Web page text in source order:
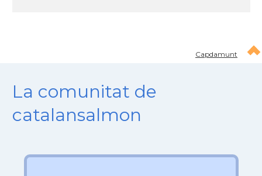
Capdamunt
La comunitat de
catalansalmon